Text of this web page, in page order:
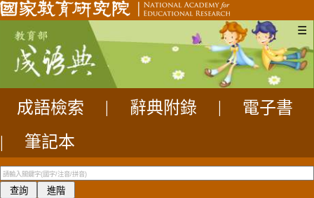
☰
成語檢索 辭典附錄
電子書
|
筆記本